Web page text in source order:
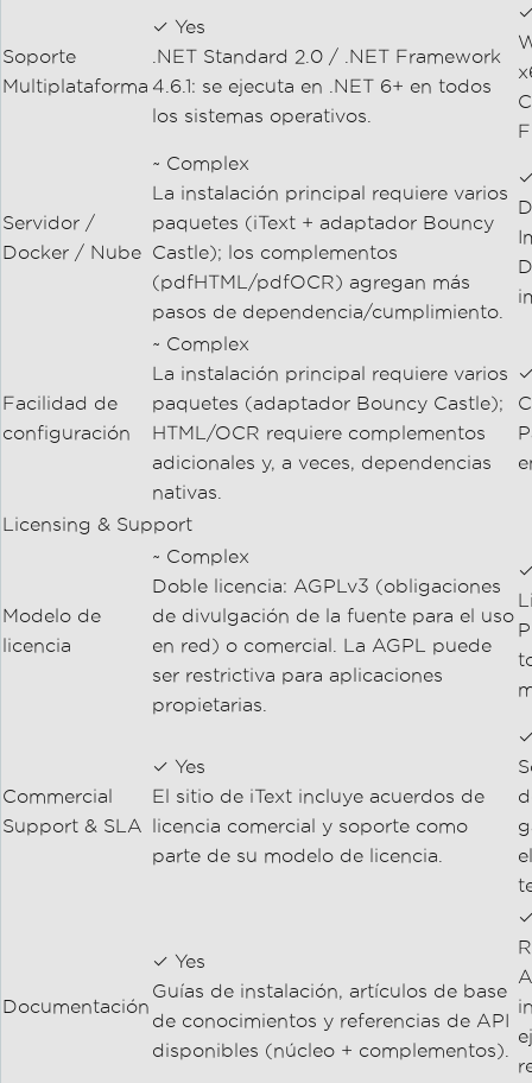
Soporte
Multiplataforma
✓ Yes
.NET Standard 2.0 / .NET Framework
4.6.1: se ejecuta en .NET 6+ en todos
los sistemas operativos.
Servidor /
Docker / Nube
~ Complex
La instalación principal requiere varios
paquetes (iText + adaptador Bouncy
Castle); los complementos
(pdfHTML/pdfOCR) agregan más
pasos de dependencia/cumplimiento.
Facilidad de
configuración
~ Complex
La instalación principal requiere varios
paquetes (adaptador Bouncy Castle);
HTML/OCR requiere complementos
adicionales y, a veces, dependencias
nativas.
Licensing & Support
Modelo de
licencia
~ Complex
Doble licencia: AGPLv3 (obligaciones
de divulgación de la fuente para el uso
en red) o comercial. La AGPL puede
ser restrictiva para aplicaciones
propietarias.
Commercial
Support & SLA
✓ Yes
El sitio de iText incluye acuerdos de
licencia comercial y soporte como
parte de su modelo de licencia.
Documentación
✓ Yes
Guías de instalación, artículos de base
de conocimientos y referencias de API
disponibles (núcleo + complementos).